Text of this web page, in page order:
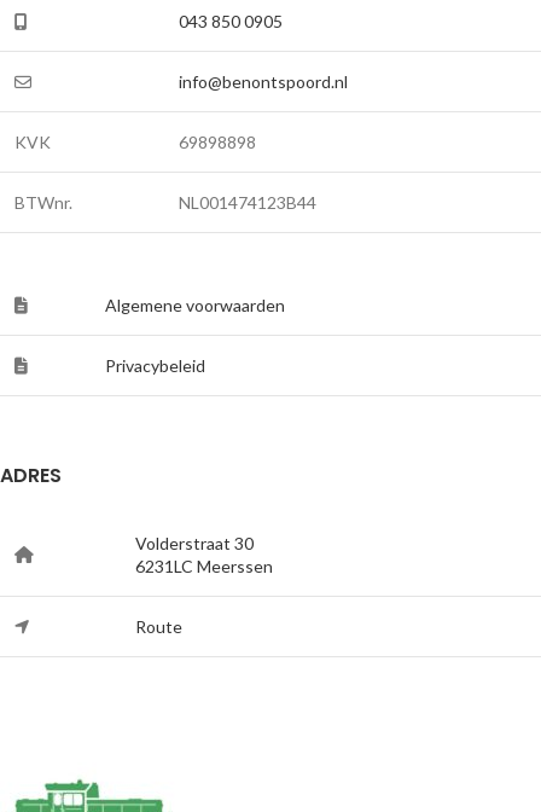
043 850 0905
info@benontspoord.nl
KVK 69898898
BTWnr. NL001474123B44
Algemene voorwaarden
Privacybeleid
ADRES
Volderstraat 30
6231LC Meerssen
Route